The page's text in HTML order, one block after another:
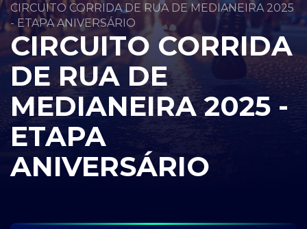
CIRCUITO CORRIDA DE RUA DE MEDIANEIRA 2025
- ETAPA ANIVERSÁRIO
CIRCUITO CORRIDA
DE RUA DE
MEDIANEIRA 2025 -
ETAPA
ANIVERSÁRIO